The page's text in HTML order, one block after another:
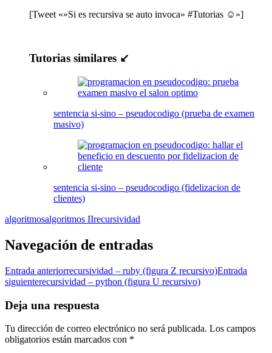
[Tweet «»Si es recursiva se auto invoca» #Tutorias ☺»]
Tutorias similares ↙
sentencia si-sino – pseudocodigo (prueba de examen
masivo)
sentencia si-sino – pseudocodigo (fidelizacion de
clientes)
algoritmosalgoritmos IIrecursividad
Navegación de entradas
Entrada anteriorrecursividad – ruby (figura Z recursivo)Entrada
siguienterecursividad – python (figura U recursivo)
Deja una respuesta
Tu dirección de correo electrónico no será publicada. Los campos
obligatorios están marcados con *